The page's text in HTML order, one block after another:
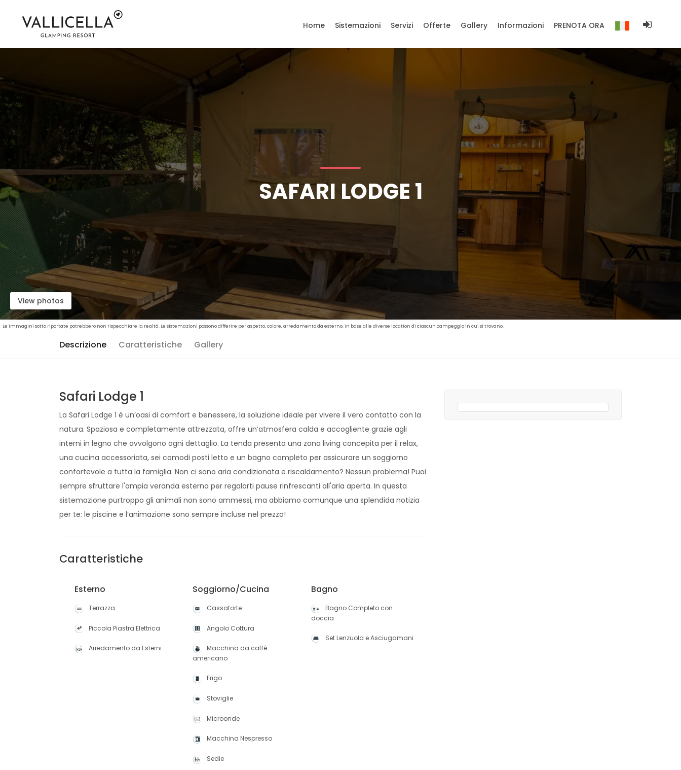
SAFARI LODGE 1
View photos
Le immagini sotto riportate potrebbero non rispecchiare la realtà. Le sistemazioni possono differire per aspetto, colore, arredamento da esterno, in base alle diverse location di ciascun campeggio in cui si trovano.
Descrizione Caratteristiche Gallery
Safari Lodge 1
La Safari Lodge 1 è un’oasi di comfort e benessere, la soluzione ideale per vivere il vero contatto con la
natura. Spaziosa e completamente attrezzata, offre un’atmosfera calda e accogliente grazie agli
interni in legno che avvolgono ogni dettaglio. La tenda presenta una zona living concepita per il relax,
una cucina accessoriata, sei comodi posti letto e un bagno completo per assicurare un soggiorno
confortevole a tutta la famiglia. Non ci sono aria condizionata e riscaldamento? Nessun problema! Puoi
sempre sfruttare l'ampia veranda esterna per regalarti pause rinfrescanti all'aria aperta. In questa
sistemazione purtroppo gli animali non sono ammessi, ma abbiamo comunque una splendida notizia
per te: le piscine e l’animazione sono sempre incluse nel prezzo!
Caratteristiche
Esterno
Terrazza
Piccola Piastra Elettrica
Arredamento da Esterni
Soggiorno/Cucina
Cassaforte
Angolo Cottura
Macchina da caffè
americano
Frigo
Stoviglie
Microonde
Macchina Nespresso
Sedie
Bagno
Bagno Completo con
doccia
Set Lenzuola e Asciugamani
Home Sistemazioni Servizi Offerte Gallery Informazioni PRENOTA ORA